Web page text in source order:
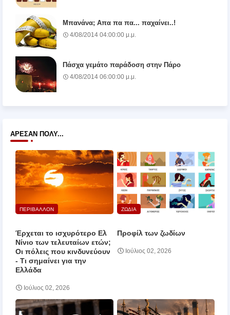
Μπανάνα; Απα πα πα... παχαίνει..!
4/08/2014 04:00:00 μ.μ.
Πάσχα γεμάτο παράδοση στην Πάρο
4/08/2014 06:00:00 μ.μ.
ΆΡΕΣΑΝ ΠΟΛΎ...
ΠΕΡΙΒΑΛΛΟΝ
Έρχεται το ισχυρότερο Ελ
Νίνιο των τελευταίων ετών;
Οι πόλεις που κινδυνεύουν
‑ Τι σημαίνει για την
Ελλάδα
Ιούλιος 02, 2026
ΖΩΔΙΑ
Προφίλ των ζωδίων
Ιούλιος 02, 2026